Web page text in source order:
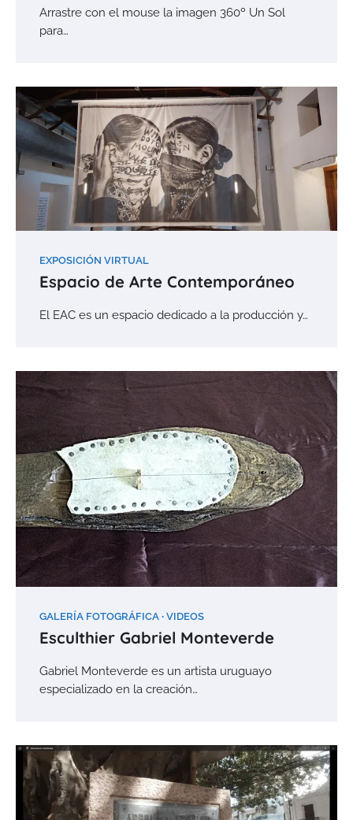
Arrastre con el mouse la imagen 360º Un Sol
para…
EXPOSICIÓN VIRTUAL
Espacio de Arte Contemporáneo
El EAC es un espacio dedicado a la producción y…
GALERÍA FOTOGRÁFICA VIDEOS
Esculthier Gabriel Monteverde
Gabriel Monteverde es un artista uruguayo
especializado en la creación…